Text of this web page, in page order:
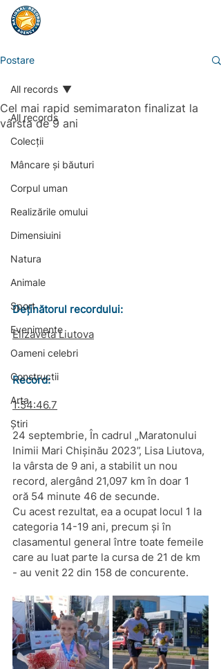
Postare
All records
Colecții
Mâncare și băuturi
Corpul uman
Realizările omului
Dimensiuini
Natura
Animale
Sport
Evenimente
Oameni celebri
Constructii
Arta
Știri
All records
Cel mai rapid semimaraton finalizat la
vârsta de 9 ani
Deținătorul recordului:
Elizaveta Liutova
Record:
1:54:46.7
24 septembrie, În cadrul „Maratonului
Inimii Mari Chișinău 2023”, Lisa Liutova,
la vârsta de 9 ani, a stabilit un nou
record, alergând 21,097 km în doar 1
oră 54 minute 46 de secunde.
Cu acest rezultat, ea a ocupat locul 1 la
categoria 14-19 ani, precum și în
clasamentul general între toate femeile
care au luat parte la cursa de 21 de km
- au venit 22 din 158 de concurente.